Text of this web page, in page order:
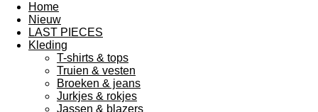
Home
Nieuw
LAST PIECES
Kleding
T-shirts & tops
Truien & vesten
Broeken & jeans
Jurkjes & rokjes
Jassen & blazers